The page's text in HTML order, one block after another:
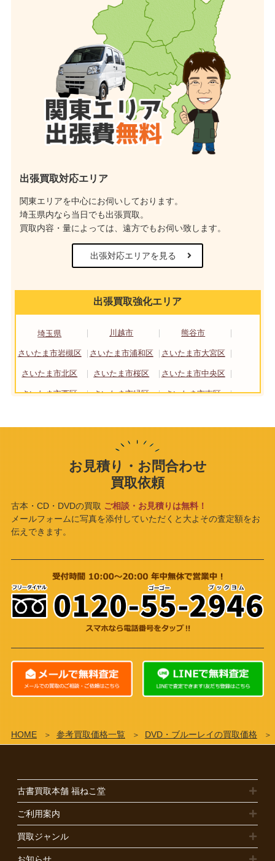
HOME 参考買取価格一覧 DVD・ブルーレイの買取価格
京都府京都市 広島県
福岡県北九州市
福岡県福岡市 熊本県 熊本県熊本市
出張買取対応エリア
関東エリアを中心にお伺いしております。
埼玉県内なら当日でも出張買取。
買取内容・量によっては、遠方でもお伺い致します。
出張対応エリアを見る
出張買取強化エリア
埼玉県 川越市 熊谷市
さいたま市岩槻区 さいたま市浦和区 さいたま市大宮区
さいたま市北区 さいたま市桜区 さいたま市中央区
さいたま市西区 さいたま市緑区 さいたま市南区
世田谷区 練馬区 神奈川県
川崎市 相模原市 横浜市
千葉県 千葉市
お見積り・お問合わせ
買取依頼
古本・CD・DVDの買取ご相談・お見積りは無料！
メールフォームに写真を添付していただくと大よその査定額をお
伝えできます。
古書買取本舗 福ねこ堂
ご利用案内
買取ジャンル